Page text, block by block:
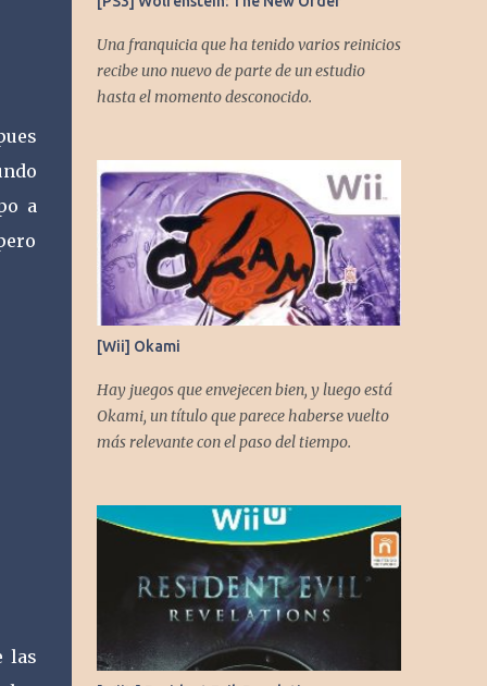
a
las
Una franquicia que ha tenido varios reinicios
recibe uno nuevo de parte de un estudio
hasta el momento desconocido.
[Wii] Okami
Hay juegos que envejecen bien, y luego está
Okami, un título que parece haberse vuelto
más relevante con el paso del tiempo.